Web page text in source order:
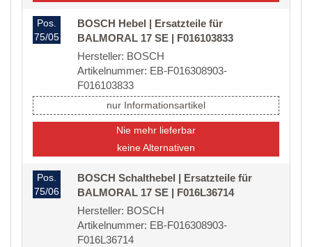
Pos.
75/05
BOSCH Hebel | Ersatzteile für
BALMORAL 17 SE | F016103833
Hersteller: BOSCH
Artikelnummer: EB-F016308903-
F016103833
nur Informationsartikel
Nie mehr lieferbar
keine Alternativen
Pos.
75/06
BOSCH Schalthebel | Ersatzteile für
BALMORAL 17 SE | F016L36714
Hersteller: BOSCH
Artikelnummer: EB-F016308903-
F016L36714